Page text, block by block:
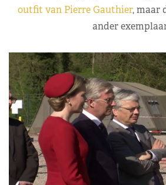
outfit van Pierre Gauthier, maar
ander